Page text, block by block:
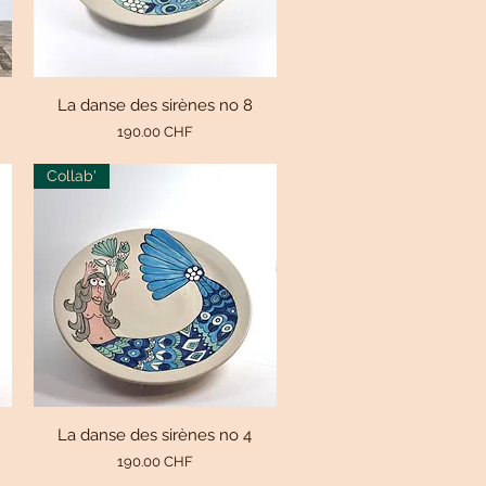
Aperçu rapide
La danse des sirènes no 8
Prix
190.00 CHF
Aperçu rapide
Collab'
La danse des sirènes no 4
Prix
190.00 CHF